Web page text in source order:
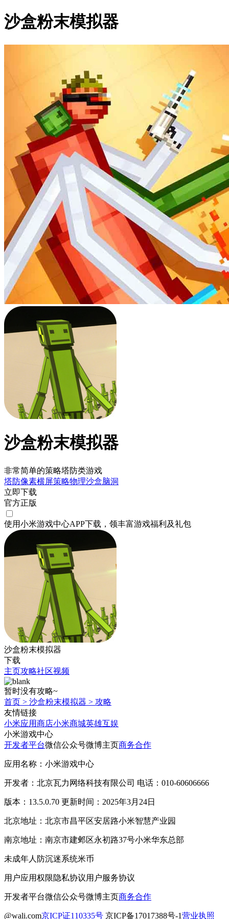
沙盒粉末模拟器
沙盒粉末模拟器
非常简单的策略塔防类游戏
塔防像素横屏策略物理沙盒脑洞
立即下载
官方正版
使用小米游戏中心APP下载 ，领丰富游戏福利 及礼包
沙盒粉末模拟器
下载
主页攻略社区视频
暂时没有攻略~
首页 > 沙盒粉末模拟器 > 攻略
友情链接
小米应用商店小米商城英雄互娱
小米游戏中心
开发者平台微信公众号微博主页商务合作
应用名称：小米游戏中心
开发者：北京瓦力网络科技有限公司 电话：010-60606666
版本：13.5.0.70 更新时间：2025年3月24日
北京地址：北京市昌平区安居路小米智慧产业园
南京地址：南京市建邺区永初路37号小米华东总部
未成年人防沉迷系统米币
用户应用权限隐私协议用户服务协议
开发者平台微信公众号微博主页商务合作
@wali.com京ICP证110335号 京ICP备17017388号-1营业执照